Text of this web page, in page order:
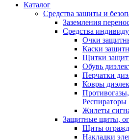
Каталог
Средства защиты и
Заземления
Средства
Очки
Каски
Щитки
Обувь
Перчатки
Ковры
Респираторы
Жилеты
Защитные щиты,
Щиты
Накладки